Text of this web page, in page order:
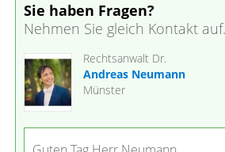
Sie haben Fragen?
Nehmen Sie gleich Kontakt auf.
Rechtsanwalt Dr.
Andreas Neumann
Münster